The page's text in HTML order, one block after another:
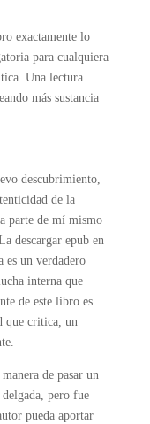
exactamente lo
para cualquiera
Una lectura
más sustancia
descubrimiento,
de la
parte de mí mismo
descargar epub en
es un verdadero
interna que
de este libro es
que critica, un
de pasar un
pero fue
pueda aportar